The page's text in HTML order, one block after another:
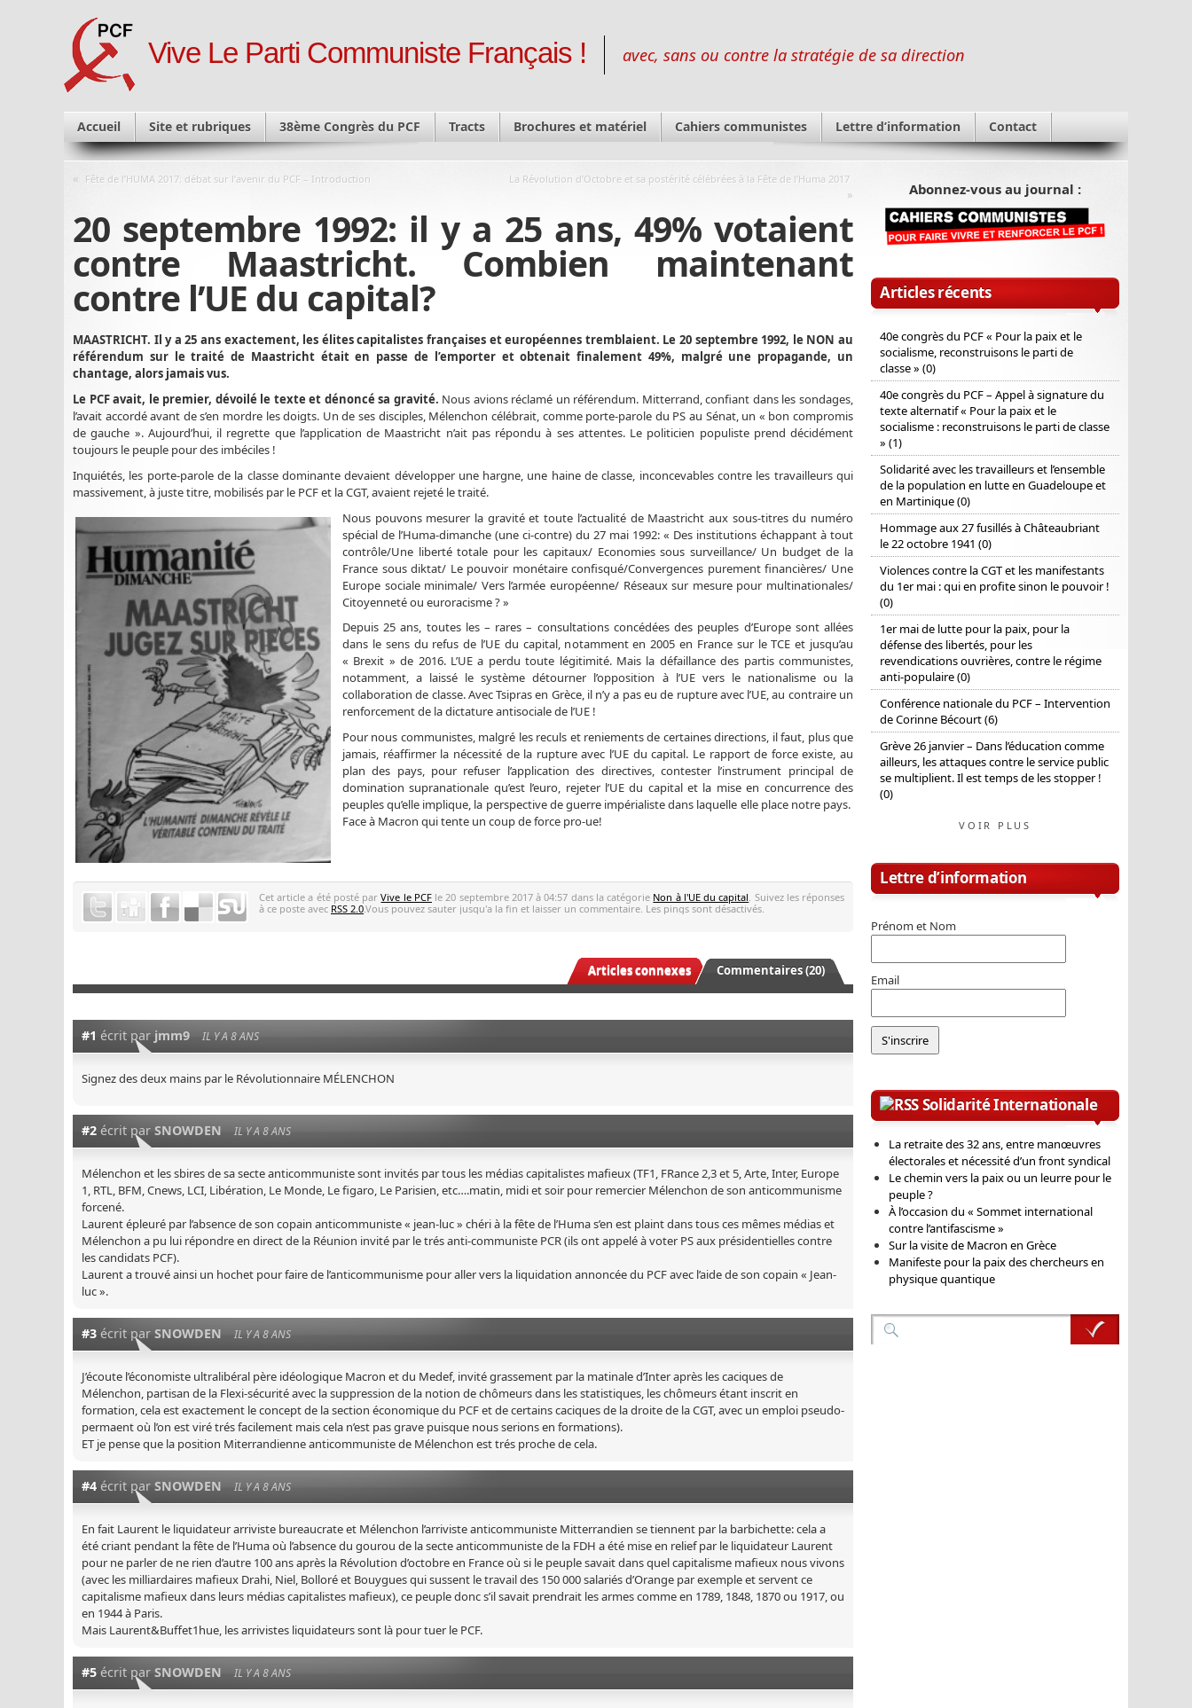
Vive Le Parti Communiste Français ! avec, sans ou contre la stratégie de sa direction
Accueil Site et rubriques 38ème Congrès du PCF Tracts Brochures et matériel Cahiers communistes Lettre d’information Contact
« Fête de l’HUMA 2017: débat sur l’avenir du PCF – Introduction La Révolution d’Octobre et sa postérité célébrées à la Fête de l’Huma 2017
»
20 septembre 1992: il y a 25 ans, 49% votaient
contre Maastricht. Combien maintenant
contre l’UE du capital?
MAASTRICHT. Il y a 25 ans exactement, les élites capitalistes françaises et européennes tremblaient. Le 20 septembre 1992, le NON au
référendum sur le traité de Maastricht était en passe de l’emporter et obtenait finalement 49%, malgré une propagande, un
chantage, alors jamais vus.
Le PCF avait, le premier, dévoilé le texte et dénoncé sa gravité. Nous avions réclamé un référendum. Mitterrand, confiant dans les sondages,
l’avait accordé avant de s’en mordre les doigts. Un de ses disciples, Mélenchon célébrait, comme porte-parole du PS au Sénat, un « bon compromis
de gauche ». Aujourd’hui, il regrette que l’application de Maastricht n’ait pas répondu à ses attentes. Le politicien populiste prend décidément
toujours le peuple pour des imbéciles !
Inquiétés, les porte-parole de la classe dominante devaient développer une hargne, une haine de classe, inconcevables contre les travailleurs qui
massivement, à juste titre, mobilisés par le PCF et la CGT, avaient rejeté le traité.
Nous pouvons mesurer la gravité et toute l’actualité de Maastricht aux sous-titres du numéro
spécial de l’Huma-dimanche (une ci-contre) du 27 mai 1992: « Des institutions échappant à tout
contrôle/Une liberté totale pour les capitaux/ Economies sous surveillance/ Un budget de la
France sous diktat/ Le pouvoir monétaire confisqué/Convergences purement financières/ Une
Europe sociale minimale/ Vers l’armée européenne/ Réseaux sur mesure pour multinationales/
Citoyenneté ou euroracisme ? »
Depuis 25 ans, toutes les – rares – consultations concédées des peuples d’Europe sont allées
dans le sens du refus de l’UE du capital, notamment en 2005 en France sur le TCE et jusqu’au
« Brexit » de 2016. L’UE a perdu toute légitimité. Mais la défaillance des partis communistes,
notamment, a laissé le système détourner l’opposition à l’UE vers le nationalisme ou la
collaboration de classe. Avec Tsipras en Grèce, il n’y a pas eu de rupture avec l’UE, au contraire un
renforcement de la dictature antisociale de l’UE !
Pour nous communistes, malgré les reculs et reniements de certaines directions, il faut, plus que
jamais, réaffirmer la nécessité de la rupture avec l’UE du capital. Le rapport de force existe, au
plan des pays, pour refuser l’application des directives, contester l’instrument principal de
domination supranationale qu’est l’euro, rejeter l’UE du capital et la mise en concurrence des
peuples qu’elle implique, la perspective de guerre impérialiste dans laquelle elle place notre pays.
Face à Macron qui tente un coup de force pro-ue!
Cet article a été posté parVive le PCFle 20 septembre 2017 à 04:57 dans la catégorie Non à l'UE du capital . Suivez les réponses
à ce poste avec RSS 2.0.Vous pouvez sauter jusqu'a la fin et laisser un commentaire. Les pings sont désactivés.
Commentaires (20)
Articles connexes
#1 écrit par jmm9 IL Y A 8 ANS
Signez des deux mains par le Révolutionnaire MÉLENCHON
#2 écrit par SNOWDEN IL Y A 8 ANS
Mélenchon et les sbires de sa secte anticommuniste sont invités par tous les médias capitalistes mafieux (TF1, FRance 2,3 et 5, Arte, Inter, Europe
1, RTL, BFM, Cnews, LCI, Libération, Le Monde, Le figaro, Le Parisien, etc….matin, midi et soir pour remercier Mélenchon de son anticommunisme
forcené.
Laurent épleuré par l’absence de son copain anticommuniste « jean-luc » chéri à la fête de l’Huma s’en est plaint dans tous ces mêmes médias et
Mélenchon a pu lui répondre en direct de la Réunion invité par le trés anti-communiste PCR (ils ont appelé à voter PS aux présidentielles contre
les candidats PCF).
Laurent a trouvé ainsi un hochet pour faire de l’anticommunisme pour aller vers la liquidation annoncée du PCF avec l’aide de son copain « Jean-
luc ».
#3 écrit par SNOWDEN IL Y A 8 ANS
J’écoute l’économiste ultralibéral père idéologique Macron et du Medef, invité grassement par la matinale d’Inter après les caciques de
Mélenchon, partisan de la Flexi-sécurité avec la suppression de la notion de chômeurs dans les statistiques, les chômeurs étant inscrit en
formation, cela est exactement le concept de la section économique du PCF et de certains caciques de la droite de la CGT, avec un emploi pseudo-
permaent où l’on est viré trés facilement mais cela n’est pas grave puisque nous serions en formations).
ET je pense que la position Miterrandienne anticommuniste de Mélenchon est trés proche de cela.
#4 écrit par SNOWDEN IL Y A 8 ANS
En fait Laurent le liquidateur arriviste bureaucrate et Mélenchon l’arriviste anticommuniste Mitterrandien se tiennent par la barbichette: cela a
été criant pendant la fête de l’Huma où l’absence du gourou de la secte anticommuniste de la FDH a été mise en relief par le liquidateur Laurent
pour ne parler de ne rien d’autre 100 ans après la Révolution d’octobre en France où si le peuple savait dans quel capitalisme mafieux nous vivons
(avec les milliardaires mafieux Drahi, Niel, Bolloré et Bouygues qui sussent le travail des 150 000 salariés d’Orange par exemple et servent ce
capitalisme mafieux dans leurs médias capitalistes mafieux), ce peuple donc s’il savait prendrait les armes comme en 1789, 1848, 1870 ou 1917, ou
en 1944 à Paris.
Mais Laurent&Buffet1hue, les arrivistes liquidateurs sont là pour tuer le PCF.
#5 écrit par SNOWDEN IL Y A 8 ANS
Abonnez-vous au journal :
Articles récents
40e congrès du PCF « Pour la paix et le
socialisme, reconstruisons le parti de
classe » (0)
40e congrès du PCF – Appel à signature du
texte alternatif « Pour la paix et le
socialisme : reconstruisons le parti de classe
» (1)
Solidarité avec les travailleurs et l’ensemble
de la population en lutte en Guadeloupe et
en Martinique (0)
Hommage aux 27 fusillés à Châteaubriant
le 22 octobre 1941 (0)
Violences contre la CGT et les manifestants
du 1er mai : qui en profite sinon le pouvoir !
(0)
1er mai de lutte pour la paix, pour la
défense des libertés, pour les
revendications ouvrières, contre le régime
anti-populaire (0)
Conférence nationale du PCF – Intervention
de Corinne Bécourt (6)
Grève 26 janvier – Dans l’éducation comme
ailleurs, les attaques contre le service public
se multiplient. Il est temps de les stopper !
(0)
VOIR PLUS
Lettre d’information
Prénom et Nom
Email
Solidarité Internationale
La retraite des 32 ans, entre manœuvres
électorales et nécessité d’un front syndical
Le chemin vers la paix ou un leurre pour le
peuple ?
À l’occasion du « Sommet international
contre l’antifascisme »
Sur la visite de Macron en Grèce
Manifeste pour la paix des chercheurs en
physique quantique